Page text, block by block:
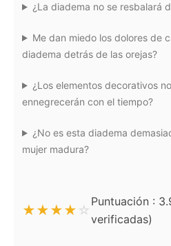
¿La diadema no se resbalará
Me dan miedo los dolores de
diadema detrás de las orejas?
¿Los elementos decorativos
ennegrecerán con el tiempo?
¿No es esta diadema
mujer madura?
★★★★ ☆
Puntuación :
verificadas)